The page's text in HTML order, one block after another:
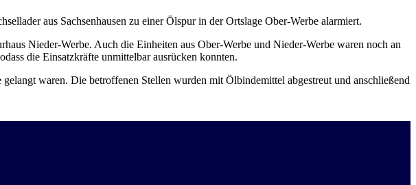
aus Sachsenhausen zu einer Ölspur in der Ortslage Ober-Werbe alarmiert.
Nieder-Werbe. Auch die Einheiten aus Ober-Werbe und Nieder-Werbe waren noch an
die Einsatzkräfte unmittelbar ausrücken konnten.
waren. Die betroffenen Stellen wurden mit Ölbindemittel abgestreut und anschließend